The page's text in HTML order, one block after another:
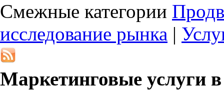
Смежные категории
исследование рынка |
Маркетинговые услуги